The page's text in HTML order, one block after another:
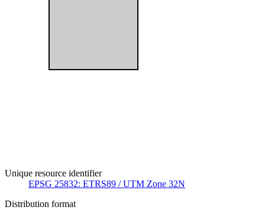
Unique resource identifier
EPSG 25832: ETRS89 / UTM Zone 32N
Distribution format